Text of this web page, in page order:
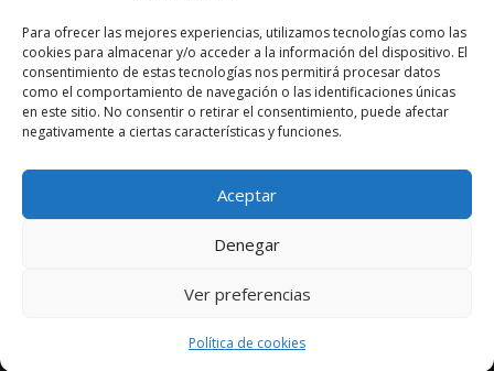
Para ofrecer las mejores experiencias, utilizamos tecnologías como las
cookies para almacenar y/o acceder a la información del dispositivo. El
consentimiento de estas tecnologías nos permitirá procesar datos
como el comportamiento de navegación o las identificaciones únicas
en este sitio. No consentir o retirar el consentimiento, puede afectar
negativamente a ciertas características y funciones.
Aceptar
Denegar
Ver preferencias
Política de cookies
Bachillerato estamos intentando hacer un
acompañamiento a nuestros alumnos y familias, además
de a través de nuestra plataforma educativa interna a
través de las redes sociales. Desde que comenzó el
confinamiento se han...
« ENTRADAS MÁS ANTIGUAS
Diseñado por Escuelas Pías Provincia Emaús
Aviso Legal-